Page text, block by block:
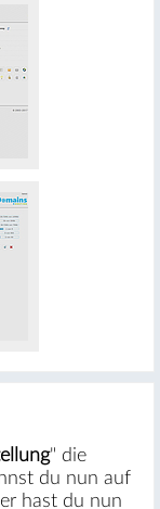
" die
du nun auf
hast du nun